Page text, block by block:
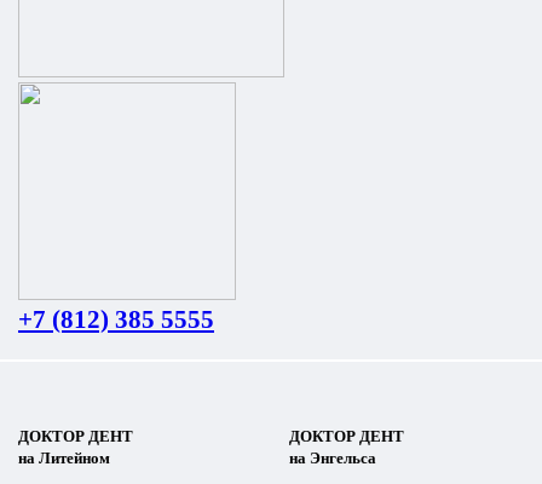
+7 (812) 385 5555
ДОКТОР ДЕНТ
на Литейном
ДОКТОР ДЕНТ
на Энгельса